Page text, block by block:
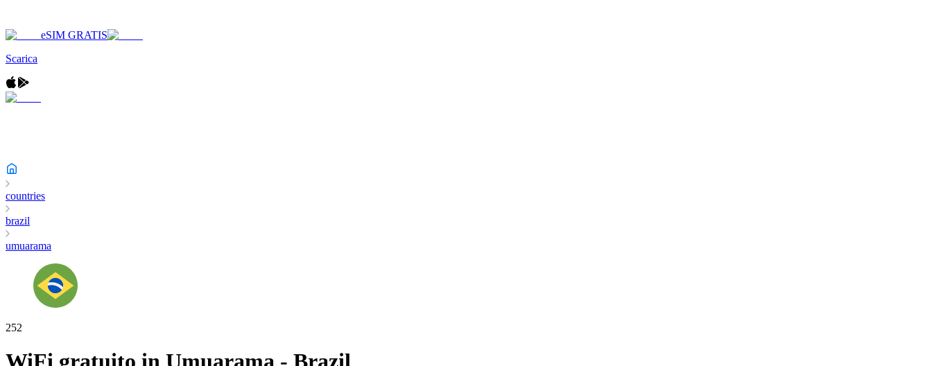
eSIM GRATIS
Scarica
countries
brazil
umuarama
252